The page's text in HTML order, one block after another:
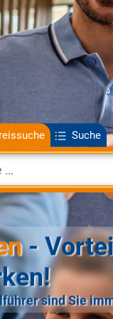
Suche
-
sind Sie